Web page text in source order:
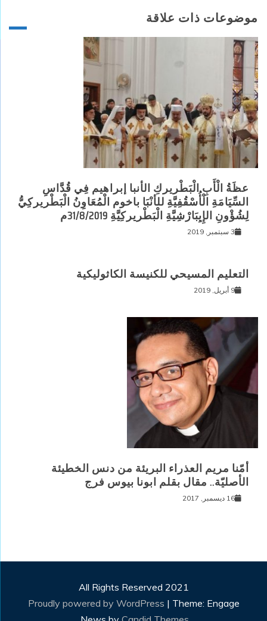
موضوعات ذات علاقة
عظَةُ الْأَبِ الْبَطْريركِ الأنبا إبراهيم فِي قُدَّاسِ
السِّيَامَةِ الْأُسْقُفِيَّةِ للأنْبَا باخوم الْمُعَاوِنُ الْبَطْريركِيُّ
لِشُؤْونِ الإِيِبَارْشِيَّةِ الْبَطْريركِيَّةِ 31/8/2019م
3 سبتمبر, 2019
التعليم المسيحي للكنيسة الكاثوليكية
9 أبريل, 2019
أمّنا مريم العذراء البريئة من دنس الخطيئة
الأصليّة.. مقال بقلم ابونا بيوس فرج
16 ديسمبر, 2017
All Rights Reserved 2021
Proudly powered by WordPress | Theme: Engage